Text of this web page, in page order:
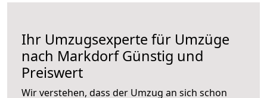
Ihr Umzugsexperte für Umzüge
nach MarkdorfGünstig und
Preiswert
Wir verstehen, dass der Umzug an sich schon